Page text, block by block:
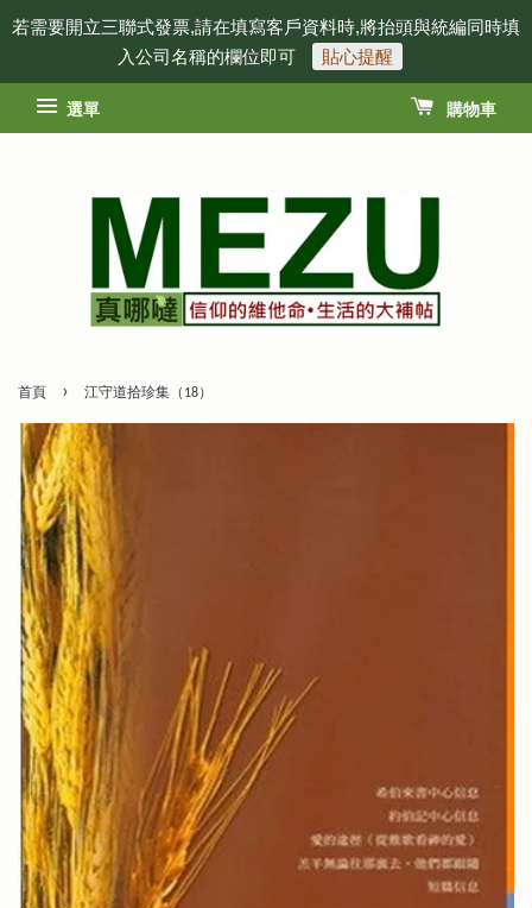
若需要開立三聯式發票,請在填寫客戶資料時,將抬頭與統編同時填
入公司名稱的欄位即可
貼心提醒
選單 購物車
首頁 › 江守道拾珍集（18）